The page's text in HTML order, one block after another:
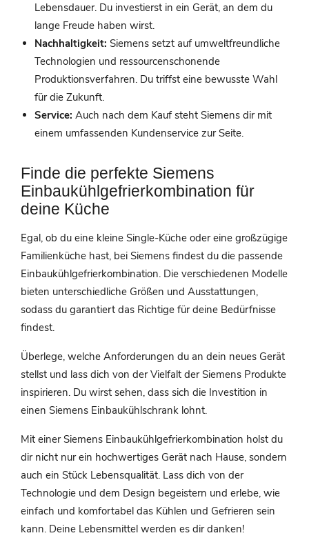
Lebensdauer. Du investierst in ein Gerät, an dem du
lange Freude haben wirst.
Nachhaltigkeit: Siemens setzt auf umweltfreundliche
Technologien und ressourcenschonende
Produktionsverfahren. Du triffst eine bewusste Wahl
für die Zukunft.
Service: Auch nach dem Kauf steht Siemens dir mit
einem umfassenden Kundenservice zur Seite.
Finde die perfekte Siemens
Einbaukühlgefrierkombination für
deine Küche
Egal, ob du eine kleine Single-Küche oder eine großzügige
Familienküche hast, bei Siemens findest du die passende
Einbaukühlgefrierkombination. Die verschiedenen Modelle
bieten unterschiedliche Größen und Ausstattungen,
sodass du garantiert das Richtige für deine Bedürfnisse
findest.
Überlege, welche Anforderungen du an dein neues Gerät
stellst und lass dich von der Vielfalt der Siemens Produkte
inspirieren. Du wirst sehen, dass sich die Investition in
einen Siemens Einbaukühlschrank lohnt.
Mit einer Siemens Einbaukühlgefrierkombination holst du
dir nicht nur ein hochwertiges Gerät nach Hause, sondern
auch ein Stück Lebensqualität. Lass dich von der
Technologie und dem Design begeistern und erlebe, wie
einfach und komfortabel das Kühlen und Gefrieren sein
kann. Deine Lebensmittel werden es dir danken!